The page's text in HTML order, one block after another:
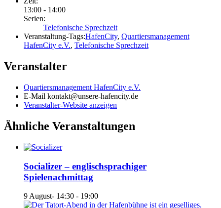
13:00 - 14:00
Serien:
Telefonische Sprechzeit
Veranstaltung-Tags:HafenCity, Quartiersmanagement
HafenCity e.V., Telefonische Sprechzeit
Veranstalter
Quartiersmanagement HafenCity e.V.
E-Mail kontakt@unsere-hafencity.de
Veranstalter-Website anzeigen
Ähnliche Veranstaltungen
Socializer – englischsprachiger
Spielenachmittag
9 August- 14:30 - 19:00